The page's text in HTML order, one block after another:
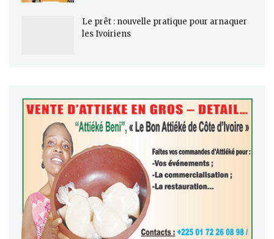
Le prêt : nouvelle pratique pour arnaquer
les Ivoiriens